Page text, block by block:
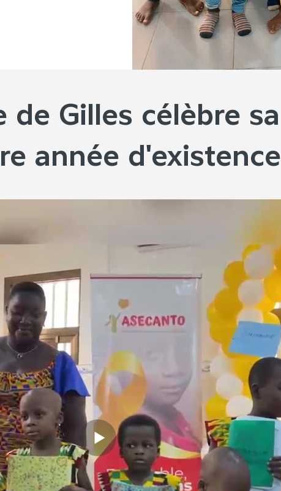
de Gilles célèbre sa
année d'existence